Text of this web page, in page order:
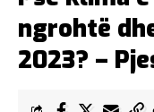
ngrohtë
2023? –